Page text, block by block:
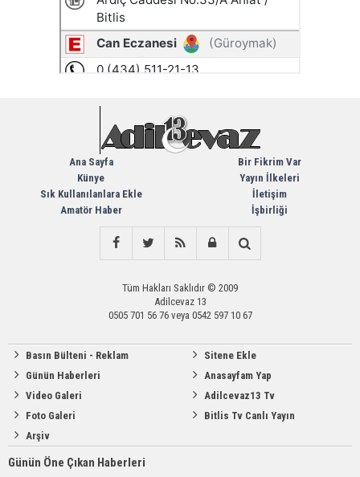
Ana Sayfa
Künye
Sık Kullanılanlara Ekle
Amatör Haber
Bir Fikrim Var
Yayın İlkeleri
İletişim
İşbirliği
Tüm Hakları Saklıdır © 2009
Adilcevaz 13
0505 701 56 76 veya 0542 597 10 67
Basın Bülteni - Reklam
Günün Haberleri
Video Galeri
Foto Galeri
Arşiv
Sitene Ekle
Anasayfam Yap
Adilcevaz13 Tv
Bitlis Tv Canlı Yayın
Günün Öne Çıkan Haberleri